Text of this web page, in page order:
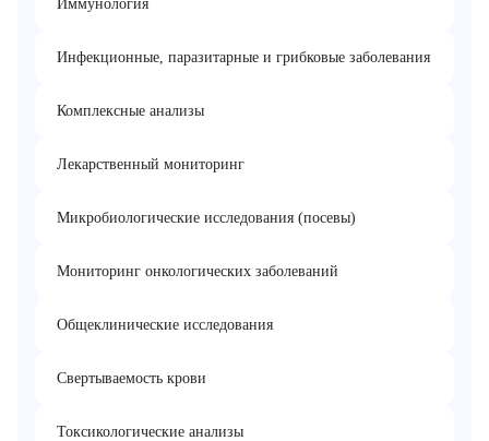
Иммунология
Инфекционные, паразитарные и грибковые заболевания
Комплексные анализы
Лекарственный мониторинг
Микробиологические исследования (посевы)
Мониторинг онкологических заболеваний
Общеклинические исследования
Свертываемость крови
Токсикологические анализы